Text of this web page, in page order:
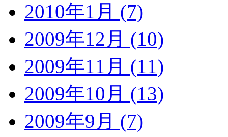
2010年1月 (7)
2009年12月 (10)
2009年11月 (11)
2009年10月 (13)
2009年9月 (7)